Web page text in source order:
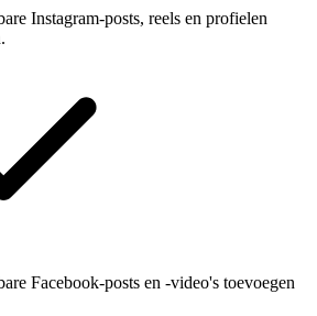
Instagram-posts, reels en profielen
Facebook-posts en -video's toevoegen